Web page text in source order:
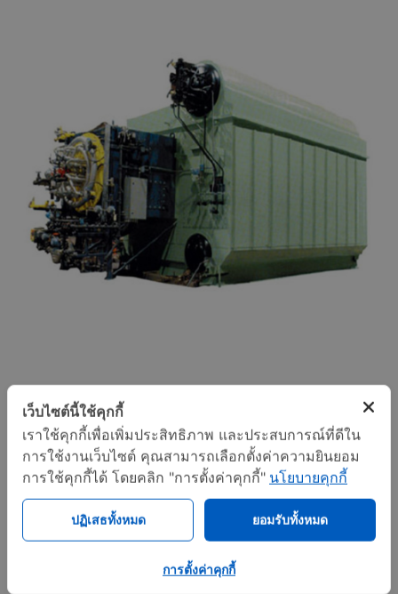
เครื่องกำเนิดไอน้ำชนิดท่อน้ำ
แชร์
รูปเพิ่มเติม
เว็บไซต์นี้ใช้คุกกี้
เราใช้คุกกี้เพื่อเพิ่มประสิทธิภาพ และประสบการณ์ที่ดีใน
การใช้งานเว็บไซต์ คุณสามารถเลือกตั้งค่าความยินยอม
การใช้คุกกี้ได้ โดยคลิก "การตั้งค่าคุกกี้" นโยบายคุกกี้
ปฏิเสธทั้งหมด ยอมรับทั้งหมด
การตั้งค่าคุกกี้